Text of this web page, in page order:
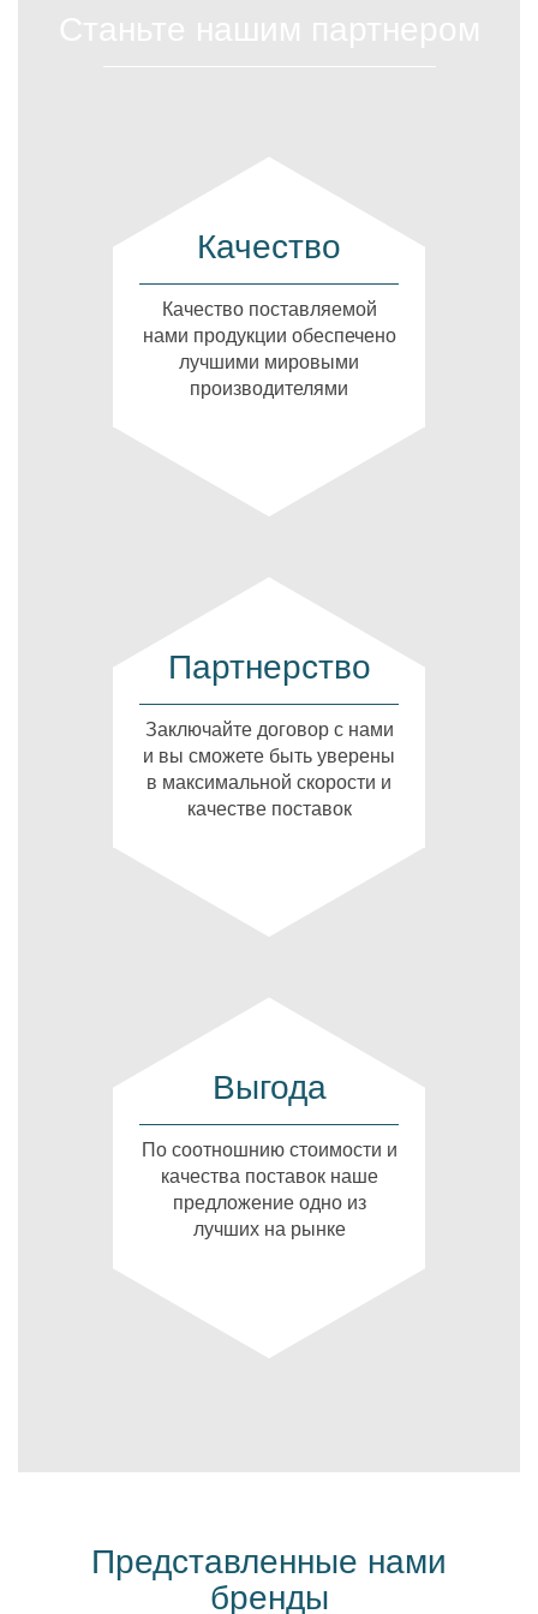
Качество
Качество поставляемой
нами продукции обеспечено
лучшими мировыми
производителями
Партнерство
Заключайте договор с нами
и вы сможете быть уверены
в максимальной скорости и
качестве поставок
Выгода
По соотношнию стоимости и
качества поставок наше
предложение одно из
лучших на рынке
Представленные нами
бренды